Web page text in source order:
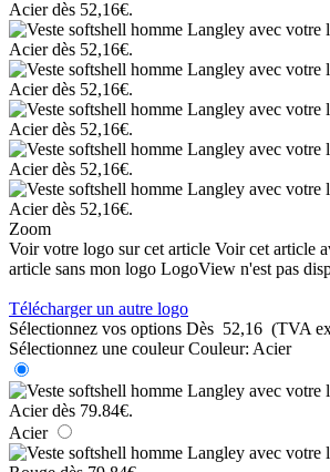
Zoom
Voir votre logo sur cet article Voir cet article
article sans mon logo LogoView n'est pas
Télécharger un autre logo
Sélectionnez vos options Dès 52,16 (TVA
Sélectionnez une couleur Couleur: Acier
Acier